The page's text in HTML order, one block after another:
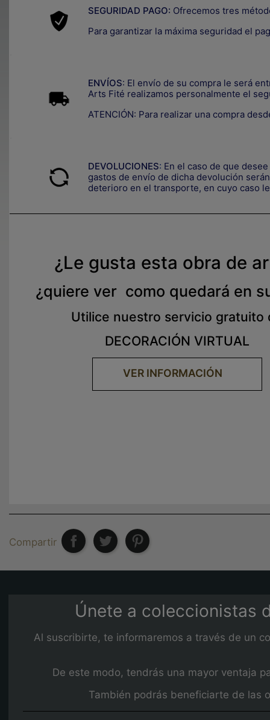
SEGURIDAD PAGO: Ofrecemos tres
Para garantizar la máxima seguridad el
ENVÍOS: El envío de su compra le será
Arts Fité realizamos personalmente el
ATENCIÓN: Para realizar una compra
DEVOLUCIONES: En el caso de que
gastos de envío de dicha devolución
deterioro en el transporte, en cuyo caso
¿Le gusta esta obra de
¿quiere ver como quedará en
Utilice nuestro servicio gratuito
DECORACIÓN VIRTUAL
VER INFORMACIÓN
Compartir
Únete a coleccionistas
Al suscribirte, te informaremos a través de un
De este modo, tendrás una mayor ventaja
También podrás beneficiarte de las